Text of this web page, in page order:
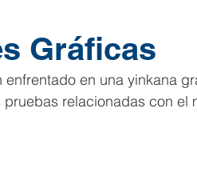
Gráficas
enfrentado en una yinkana
relacionadas con el